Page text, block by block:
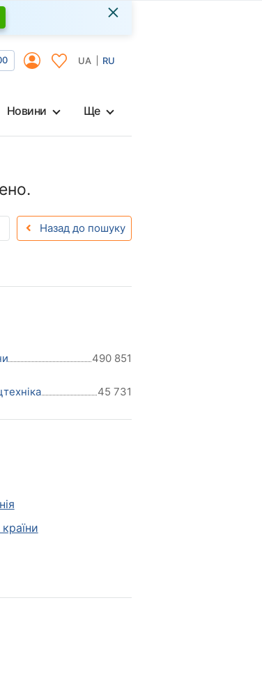
×
UA RU
Новини Ще
Назад до пошуку
490 851
45 731
країни